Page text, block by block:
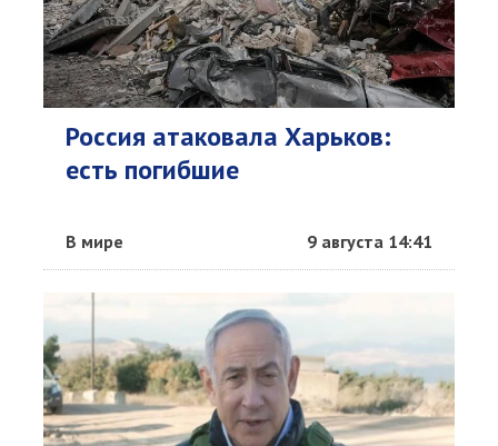
Россия атаковала Харьков:
есть погибшие
В мире 9 августа 14:41